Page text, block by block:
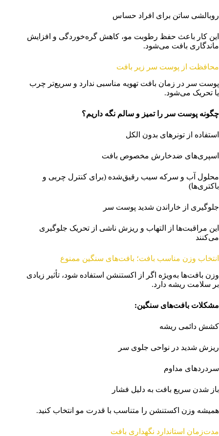
روبالشی ساتن برای افراد حساس
این کار باعث حفظ رطوبت مو، کاهش گره‌خوردگی و افزایش
ماندگاری بافت می‌شود.
محافظت از پوست سر زیر بافت
پوست سر در زمان بافت تهویه مناسبی ندارد و سریع‌تر چرب
یا تحریک می‌شود.
چگونه پوست سر را تمیز و سالم نگه داریم؟
استفاده از تونرهای بدون الکل
اسپری‌های ضدخارش مخصوص بافت
محلول آب و سرکه سیب رقیق‌شده (برای کنترل چربی و
باکتری‌ها)
جلوگیری از خاراندن شدید پوست سر
این مراقبت‌ها از التهاب و ریزش ناشی از تحریک جلوگیری
می‌کنند
انتخاب وزن مناسب بافت؛ بافت‌های سنگین ممنوع
وزن بافت‌ها به‌ویژه اگر از اکستنشن استفاده شود، تأثیر زیادی
بر سلامت ریشه دارد.
مشکلات بافت‌های سنگین:
کشش دائمی ریشه
ریزش شدید در نواحی جلوی سر
سردردهای مداوم
باز شدن سریع بافت به دلیل فشار
همیشه وزن اکستنشن را متناسب با قدرت مو انتخاب کنید.
مدت‌زمان استاندارد نگهداری بافت